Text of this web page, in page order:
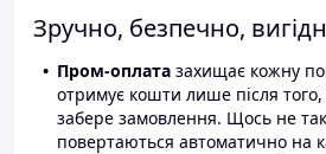
Зручно, безпечно,
Пром-оплата захищає кожну
отримує кошти лише після того,
забере замовлення. Щось не
повертаються автоматично на